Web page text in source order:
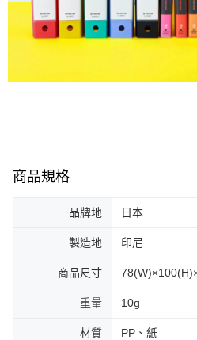
商品規格
品牌地 日本
製造地 印尼
商品尺寸
重量 10g
材質 PP、紙